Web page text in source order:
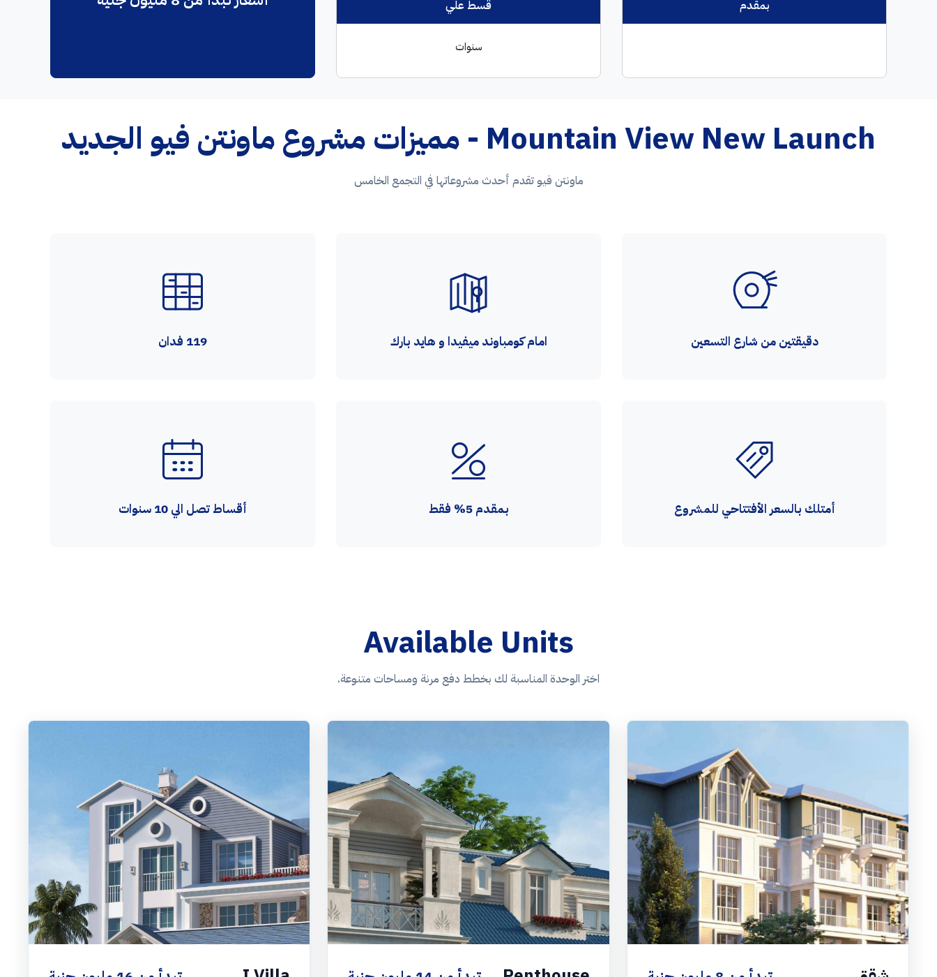
بمقدم قسط علي
سنوات
Mountain View New Launch - مميزات مشروع ماونتن فيو الجديد
ماونتن فيو تقدم أحدث مشروعاتها في التجمع الخامس
دقيقتين من شارع التسعين امام كومباوند ميفيدا و هايد بارك 119 فدان
أمتلك بالسعر الأفتتاحي للمشروع بمقدم 5% فقط أقساط تصل الي 10 سنوات
Available Units
اختر الوحدة المناسبة لك بخطط دفع مرنة ومساحات متنوعة.